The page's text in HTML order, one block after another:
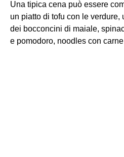
Una tipica cena può essere
un piatto di tofu con le verdure,
dei bocconcini di maiale,
e pomodoro, noodles con